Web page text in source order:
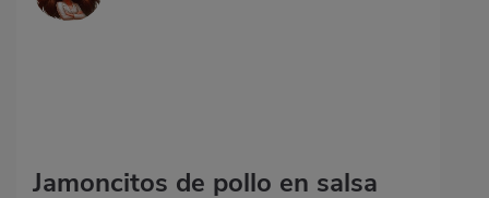
Jamoncitos de pollo en salsa